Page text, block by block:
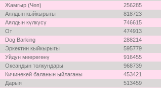
Жамгыр (Чөп)
256285
Аялдын кыйкырыгы
818723
Аялдын күлкүсү
746615
От
474913
Dog Barking
288214
Эркектин кыйкырыгы
595779
Уйдун мөөрөгөнү
916455
Океандын толкундары
968739
Кичинекей баланын ыйлаганы
453421
Дарыя
513459